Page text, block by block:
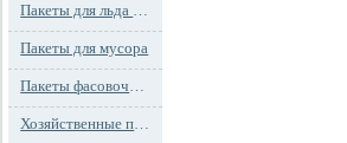
Пакеты для льда и заморозки
Пакеты для мусора
Пакеты фасовочные
Хозяйственные пакеты